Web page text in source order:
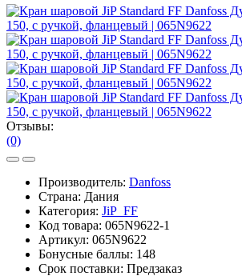
Отзывы:
(0)
Производитель: Danfoss
Страна: Дания
Категория: JiP_FF
Код товара: 065N9622-1
Артикул: 065N9622
Бонусные баллы: 148
Срок поставки: Предзаказ